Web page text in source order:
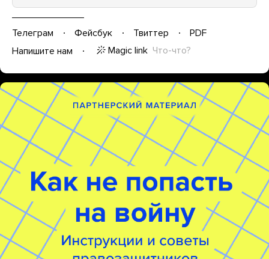
Телеграм Фейсбук Твиттер
PDF
Напишите нам
Magic link Что-что?